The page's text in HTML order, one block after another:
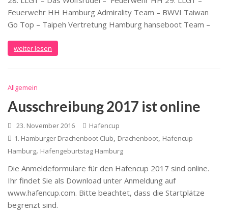
Feuerwehr HH Hamburg Admirality Team – BWVI Taiwan
Go Top – Taipeh Vertretung Hamburg hanseboot Team –
weiter lesen
Allgemein
Ausschreibung 2017 ist online
23. November 2016
Hafencup
1. Hamburger Drachenboot Club, Drachenboot, Hafencup
Hamburg, Hafengeburtstag Hamburg
Die Anmeldeformulare für den Hafencup 2017 sind online.
Ihr findet Sie als Download unter Anmeldung auf
www.hafencup.com. Bitte beachtet, dass die Startplätze
begrenzt sind.